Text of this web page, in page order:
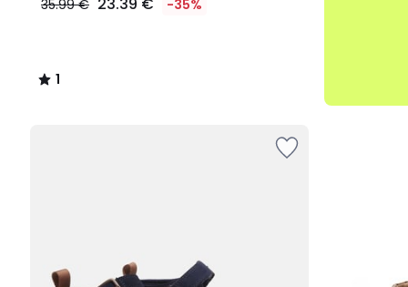
35.99 € -35%
1
/